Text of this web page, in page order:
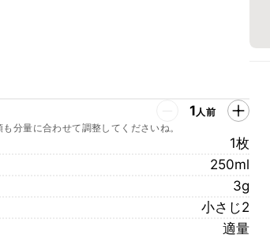
1人前
分量に合わせて調整してくださいね。
1枚
250ml
3g
小さじ2
適量